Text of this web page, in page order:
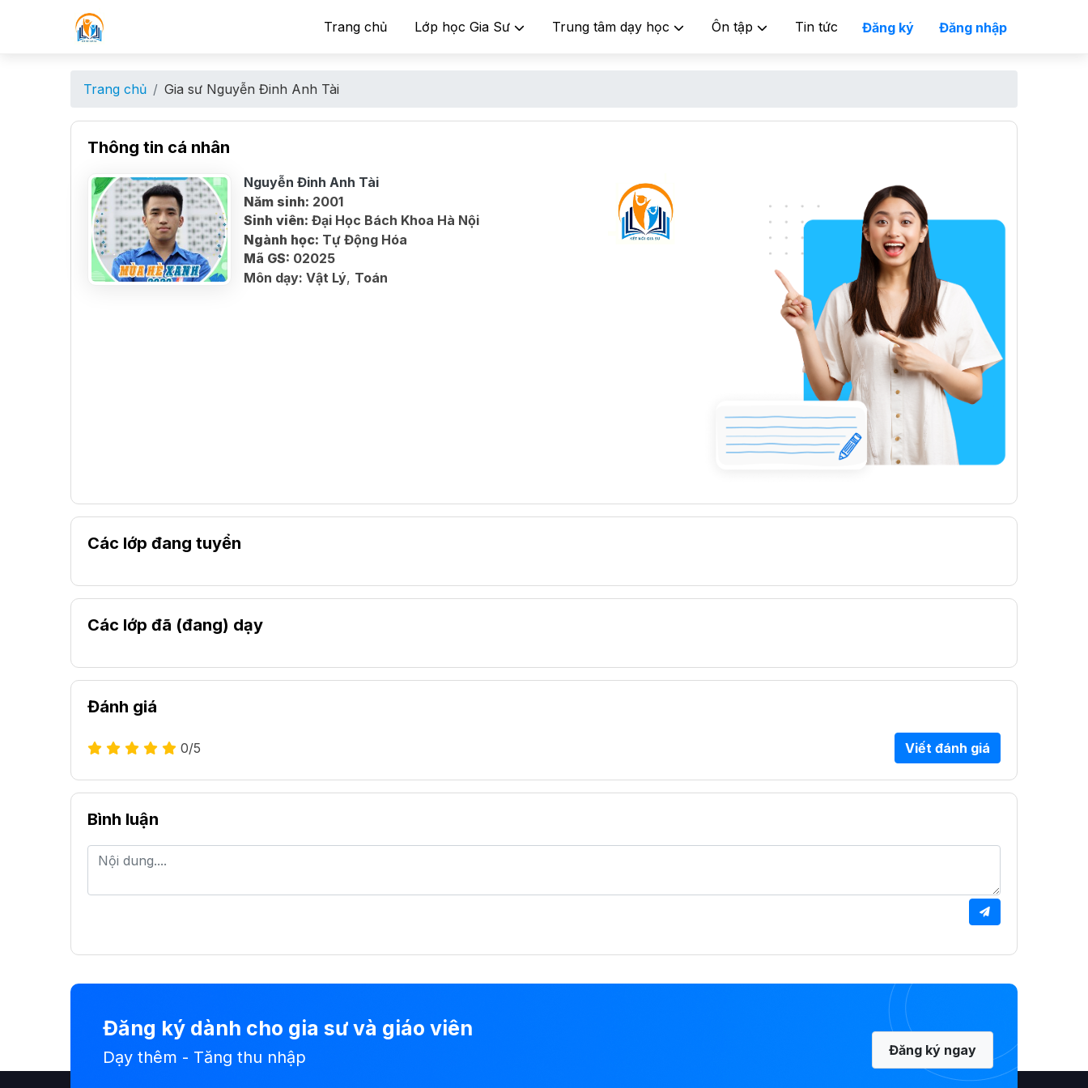
Đăng ký Đăng nhập
Trang chủ Lớp học Gia Sư Trung tâm dạy học Ôn tập Tin tức
Trang chủ Gia sư Nguyễn Đinh Anh Tài
Thông tin cá nhân
Nguyễn Đinh Anh Tài
Năm sinh: 2001
Sinh viên: Đại Học Bách Khoa Hà Nội
Ngành học: Tự Động Hóa
Mã GS: 02025
Môn dạy: Vật Lý, Toán
Các lớp đang tuyển
Các lớp đã (đang) dạy
Đánh giá
0/5 Viết đánh giá
Bình luận
Đăng ký dành cho gia sư và giáo viên
Dạy thêm - Tăng thu nhập Đăng ký ngay